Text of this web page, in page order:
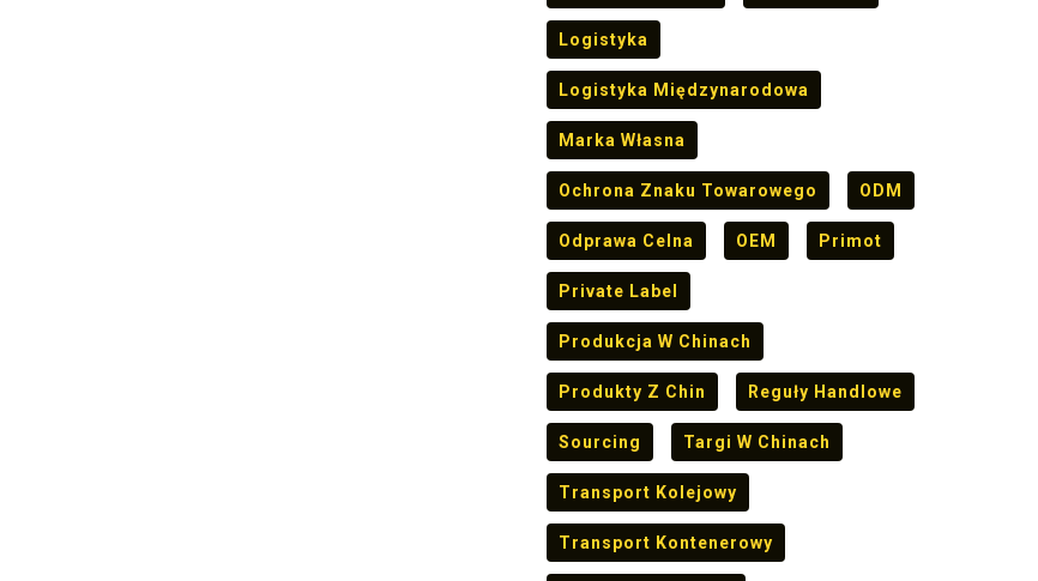
Logistyka
Logistyka Międzynarodowa
Marka Własna
Ochrona Znaku Towarowego ODM
Odprawa Celna OEM Primot
Private Label
Produkcja W Chinach
Produkty Z Chin Reguły Handlowe
Sourcing Targi W Chinach
Transport Kolejowy
Transport Kontenerowy